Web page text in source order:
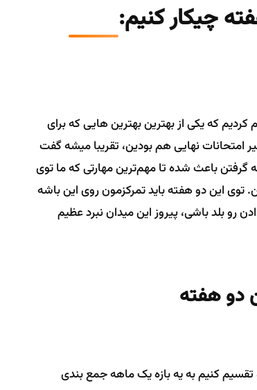
چیکار کنیم:
کردیم که یکی از بهترین بهترین هایی که برای
امتحانات نهایی هم بودین، تقریبا میشه گفت
باعث شده تا مهم‌ترین مهارتی که ما توی
توی این دو هفته باید تمرکزمون روی این باشه
رو بلد باشی، پیروز این میدان نبرد عظیم
دو هفته
کنیم به یه بازه یک ماهه جمع بندی